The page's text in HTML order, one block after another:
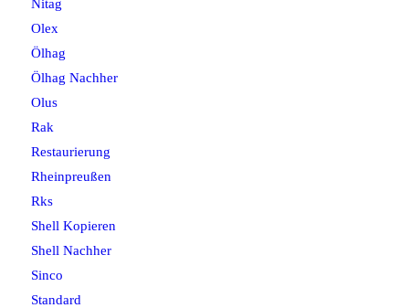
Nitag
Olex
Ölhag
Ölhag Nachher
Olus
Rak
Restaurierung
Rheinpreußen
Rks
Shell Kopieren
Shell Nachher
Sinco
Standard